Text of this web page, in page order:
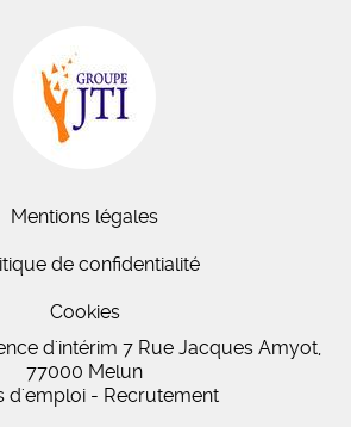
Mentions légales
de confidentialité
Cookies
d'intérim 7 Rue Jacques Amyot,
77000 Melun
d'emploi - Recrutement